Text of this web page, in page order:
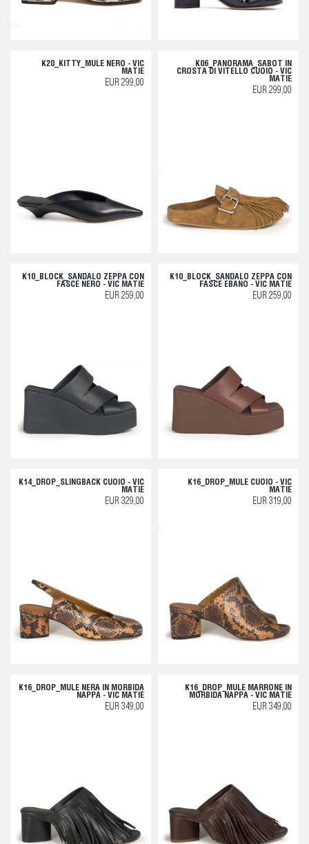
K20_KITTY_MULE NERO - VIC
MATIE
EUR 299,00
K06_PANORAMA_SABOT IN
CROSTA DI VITELLO CUOIO - VIC
MATIE
EUR 299,00
K10_BLOCK_SANDALO ZEPPA CON
FASCE NERO - VIC MATIE
EUR 259,00
K10_BLOCK_SANDALO ZEPPA CON
FASCE EBANO - VIC MATIE
EUR 259,00
K14_DROP_SLINGBACK CUOIO - VIC
MATIE
EUR 329,00
K16_DROP_MULE CUOIO - VIC
MATIE
EUR 319,00
K16_DROP_MULE NERA IN MORBIDA
NAPPA - VIC MATIE
EUR 349,00
K16_DROP_MULE MARRONE IN
MORBIDA NAPPA - VIC MATIE
EUR 349,00